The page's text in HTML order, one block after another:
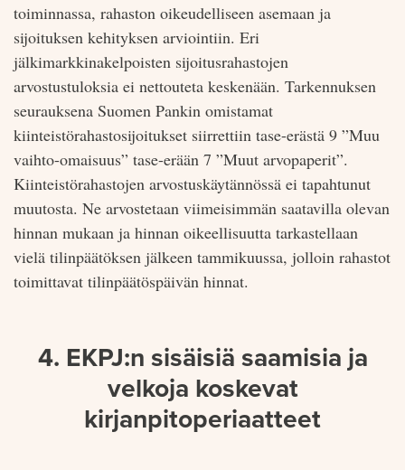
toiminnassa, rahaston oikeudelliseen asemaan ja
sijoituksen kehityksen arviointiin. Eri
jälkimarkkinakelpoisten sijoitusrahastojen
arvostustuloksia ei nettouteta keskenään. Tarkennuksen
seurauksena Suomen Pankin omistamat
kiinteistörahastosijoitukset siirrettiin tase-erästä 9 ”Muu
vaihto-omaisuus” tase-erään 7 ”Muut arvopaperit”.
Kiinteistörahastojen arvostuskäytännössä ei tapahtunut
muutosta. Ne arvostetaan viimeisimmän saatavilla olevan
hinnan mukaan ja hinnan oikeellisuutta tarkastellaan
vielä tilinpäätöksen jälkeen tammikuussa, jolloin rahastot
toimittavat tilinpäätöspäivän hinnat.
4. EKPJ:n sisäisiä saamisia ja
velkoja koskevat
kirjanpitoperiaatteet